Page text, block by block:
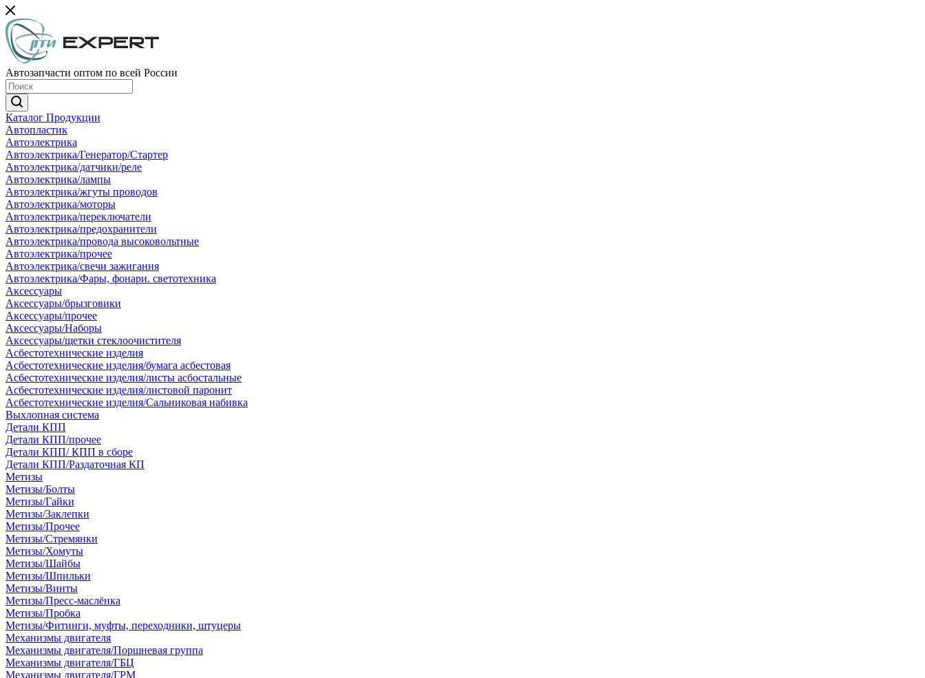
Автозапчасти оптом по всей России
Каталог Продукции
Автопластик
Автоэлектрика
Автоэлектрика/Генератор/Стартер
Автоэлектрика/датчики/реле
Автоэлектрика/лампы
Автоэлектрика/жгуты проводов
Автоэлектрика/моторы
Автоэлектрика/переключатели
Автоэлектрика/предохранители
Автоэлектрика/провода высоковольтные
Автоэлектрика/прочее
Автоэлектрика/свечи зажигания
Автоэлектрика/Фары, фонари. светотехника
Аксессуары
Аксессуары/брызговики
Аксессуары/прочее
Аксессуары/Наборы
Аксессуары/щетки стеклоочистителя
Асбестотехнические изделия
Асбестотехнические изделия/бумага асбестовая
Асбестотехнические изделия/листы асбостальные
Асбестотехнические изделия/листовой паронит
Асбестотехнические изделия/Сальниковая набивка
Выхлопная система
Детали КПП
Детали КПП/прочее
Детали КПП/ КПП в сборе
Детали КПП/Раздаточная КП
Метизы
Метизы/Болты
Метизы/Гайки
Метизы/Заклепки
Метизы/Прочее
Метизы/Стремянки
Метизы/Хомуты
Метизы/Шайбы
Метизы/Шпильки
Метизы/Винты
Метизы/Пресс-маслёнка
Метизы/Пробка
Метизы/Фитинги, муфты, переходники, штуцеры
Механизмы двигателя
Механизмы двигателя/Поршневая группа
Механизмы двигателя/ГБЦ
Механизмы двигателя/ГРМ